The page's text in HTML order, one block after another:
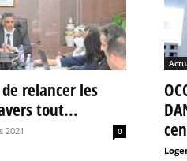
relancer les
tout...
2021 0